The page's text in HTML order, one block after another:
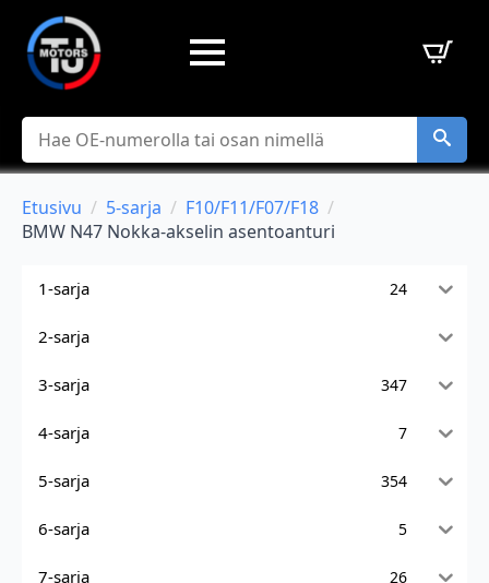
Hae
Etusivu 5-sarja
F10/F11/F07/F18
BMW N47 Nokka-akselin asentoanturi
1-sarja 24
2-sarja
3-sarja 347
4-sarja 7
5-sarja 354
6-sarja 5
7-sarja 26